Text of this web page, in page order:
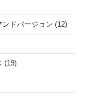
ドバージョン (12)
(19)